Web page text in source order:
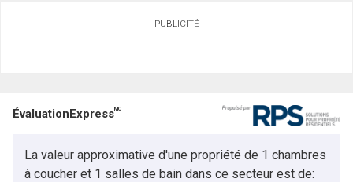
PUBLICITÉ
ÉvaluationExpressMC
La valeur approximative d'une propriété de 1 chambres
à coucher et 1 salles de bain dans ce secteur est de: